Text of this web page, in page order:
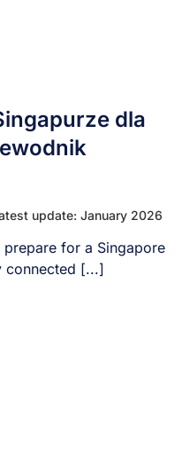
dla
update: January 2026
for a Singapore
connected [...]